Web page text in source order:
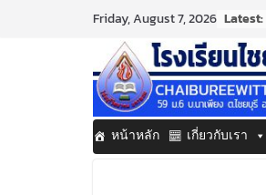
Friday, August 7, 2026 Latest:
หน้าหลัก เกี่ยวกับเรา